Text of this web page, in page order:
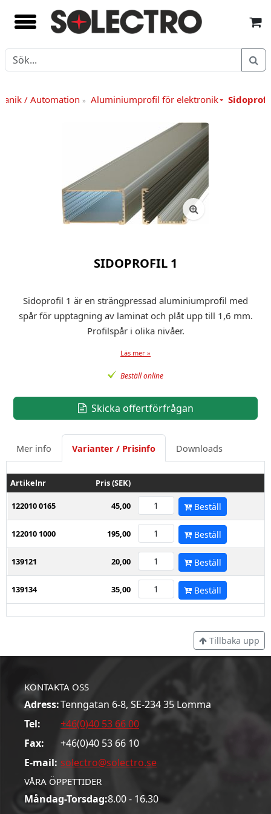
/ Automation » Aluminiumprofil för elektronik
SIDOPROFIL 1
Sidoprofil 1 är en strängpressad aluminiumprofil med
spår för upptagning av laminat och plåt upp till 1,6 mm.
Profilspår i olika nivåer.
Läs mer »
Beställ online
Skicka offertförfrågan
Mer info Varianter / Prisinfo Downloads
Artikelnr Pris (SEK)
122010 0165 45,00 Beställ
122010 1000 195,00 Beställ
139121 20,00 Beställ
139134 35,00 Beställ
Tillbaka upp
KONTAKTA OSS
Adress:Tenngatan 6-8, SE-234 35 Lomma
Tel:
+46(0)40 53 66 00
Fax:
+46(0)40 53 66 10
E-mail: solectro@solectro.se
VÅRA ÖPPETTIDER
Måndag-Torsdag:8.00 - 16.30